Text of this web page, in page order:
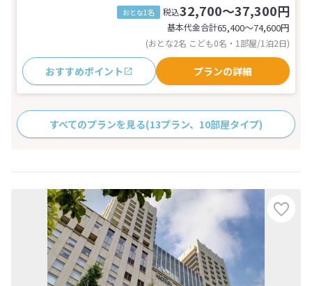
おとな1名 税込32,700～37,300円
基本代金合計65,400〜74,600円
(おとな2名 こども0名・1部屋/1泊2日)
おすすめポイント プランの詳細
すべてのプランを見る(13プラン、10部屋タイプ)